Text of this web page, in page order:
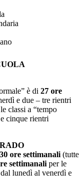
è di 27 ore
e due – tre rientri
classi a “tempo
cinque rientri
30 ore settimanali (tutte
settimanali per le
lunedì al venerdì e